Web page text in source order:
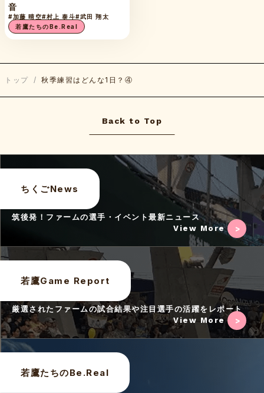
音
#加藤 晴空#村上 泰斗#武田 翔太
若鷹たちのBe.Real
トップ / 秋季練習はどんな1日？④
Back to Top
ちくごNews
筑後発！ファームの選手・イベント最新ニュース
View More
若鷹Game Report
厳選されたファームの試合結果や注目選手の活躍をレポート
View More
若鷹たちのBe.Real